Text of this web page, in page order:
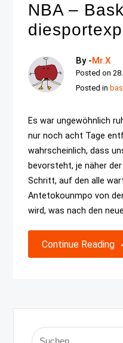
NBA –
By -Mr.X
Posted on
Posted in
Es war ungewöhnlich
nur noch acht Tage
wahrscheinlich, dass
bevorsteht, je näher
Schritt, auf den alle
Antetokounmpo von
wird, was nach den
Continue Reading
Suche